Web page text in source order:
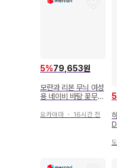
5%79,653원
모란과 리본 무늬 여성
용 네이비 바탕 꽃무늬
카타 단품 여름 축제
오카야마 ・ 16시간 전
5